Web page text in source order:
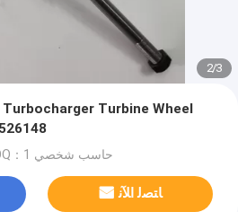
2/3
Turbine Wheel
MOQ：حاسب شخصي 1
ﺎﺘﺼﻟ ﺍﻶﻧ